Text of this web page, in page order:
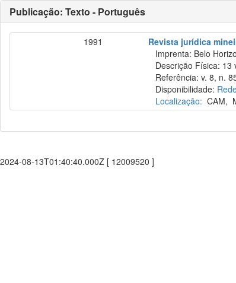
Publicação: Texto - Português
1991 Revista jurídica
Imprenta: Belo
Descrição Física: 13
Referência: v. 8, n.
Disponibilidade:
Localização: CAM,
2024-08-13T01:40:40.000Z [ 12009520 ]